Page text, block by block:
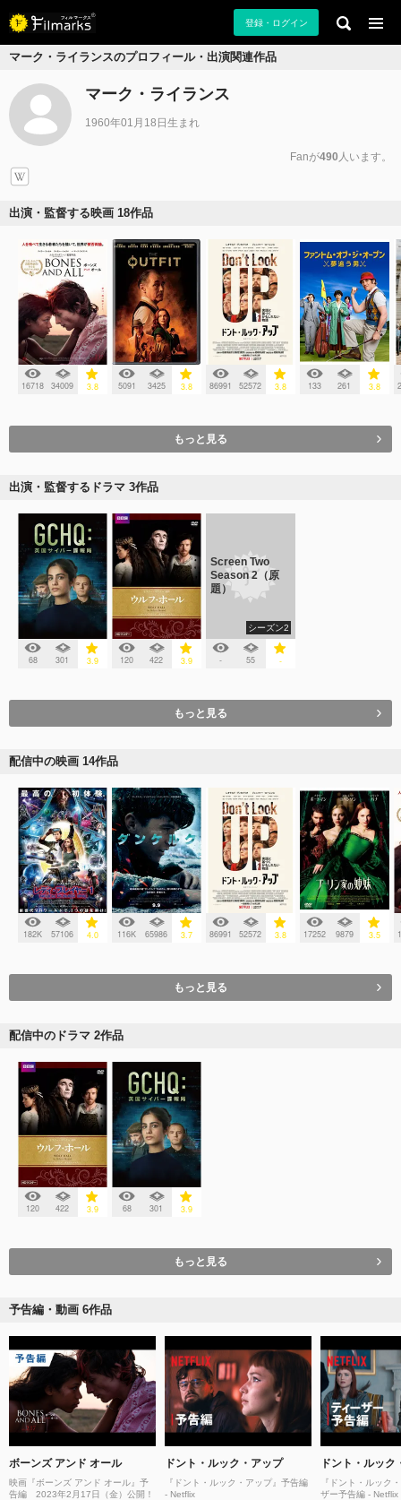
登録・ログイン
マーク・ライランスのプロフィール・出演関連作品
マーク・ライランス
1960年01月18日生まれ
Fanが490 人います。
出演・監督する映画 18作品
16718 34009 3.8 5091 3425 3.8 86991 52572 3.8 133 261 3.8
もっと見る
出演・監督するドラマ 3作品
68 301 3.9 120 422 3.9
Screen Two
Season 2（原
題）
シーズン2
- 55 -
もっと見る
配信中の映画 14作品
182K 57106 4.0 116K 65986 3.7 86991 52572 3.8 17252 9879 3.5
もっと見る
配信中のドラマ 2作品
120 422 3.9 68 301 3.9
もっと見る
予告編・動画 6作品
ボーンズ アンド オール
映画『ボーンズ アンド オール』予
告編 2023年2月17日（金）公開！
ドント・ルック・アップ
『ドント・ルック・アップ』予告編
- Netflix
ドント・ルック
『ドント・ルック
ザー予告編 - Netflix